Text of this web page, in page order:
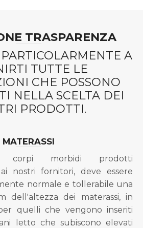
TRASPARENZA
A
TUTTE LE
CHE POSSONO
NELLA SCELTA DEI
PRODOTTI.
MATERASSI
corpi morbidi prodotti
nostri fornitori, deve essere
normale e tollerabile una
dell'altezza dei materassi, in
quelli che vengono inseriti
letto che subiscono elevati